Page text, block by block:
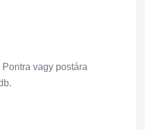
vagy postára